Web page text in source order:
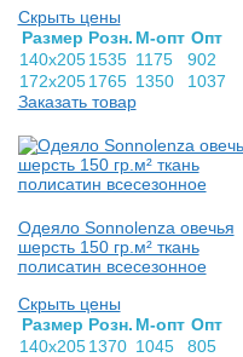
Скрыть цены
Раз­мер Розн. М-опт Опт
140х205 1535 1175
902
172х205 1765 1350
1037
Заказать товар
Одеяло Sonnolenza овечья
шерсть 150 гр.м² ткань
полисатин всесезонное
Скрыть цены
Раз­мер Розн. М-опт Опт
140х205 1370 1045
805